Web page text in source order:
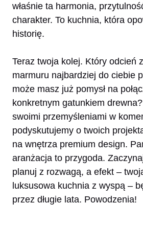
właśnie ta harmonia,
charakter. To kuchnia, która
historię.
Teraz twoja kolej. Który odcień
marmuru najbardziej do ciebie
może masz już pomysł na
konkretnym gatunkiem
swoimi przemyśleniami w
podyskutujemy o twoich
na wnętrza premium design.
aranżacja to przygoda.
planuj z rozwagą, a efekt –
luksusowa kuchnia z wyspą –
przez długie lata. Powodzenia!